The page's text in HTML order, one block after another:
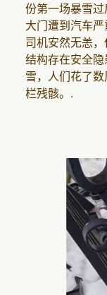
份第一场暴雪
大门遭到汽车
司机安然无恙
结构存在安全
雪，人们花了
栏残骸。.